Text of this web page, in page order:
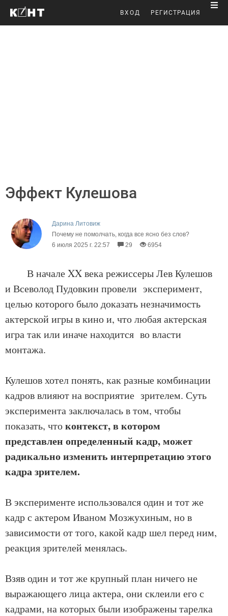
ВХОД РЕГИСТРАЦИЯ
Эффект Кулешова
Дарина Литовиж
Почему не помолчать, когда все ясно без слов?
6 июля 2025 г. 22:57
29 6954
В начале XX века режиссеры Лев Кулешов
и Всеволод Пудовкин провели эксперимент,
целью которого было доказать незначимость
актерской игры в кино и, что любая актерская
игра так или иначе находится во власти
монтажа.
Кулешов хотел понять, как разные комбинации
кадров влияют на восприятие зрителем. Суть
эксперимента заключалась в том, чтобы
показать, чтоконтекст, в котором
представлен определенный кадр, может
радикально изменить интерпретацию этого
кадра зрителем.
В эксперименте использовался один и тот же
кадр с актером Иваном Мозжухиным, но в
зависимости от того, какой кадр шел перед ним,
реакция зрителей менялась.
Взяв один и тот же крупный план ничего не
выражающего лица актера, они склеили его с
кадрами, на которых были изображены тарелка